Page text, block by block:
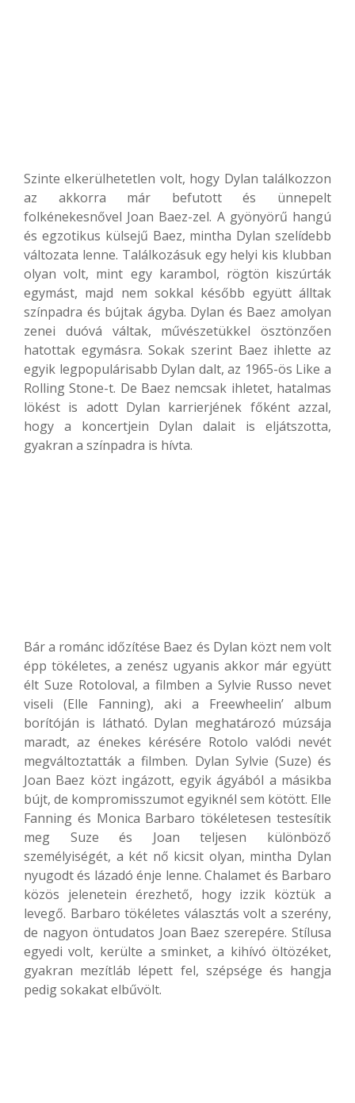
Szinte elkerülhetetlen volt, hogy Dylan találkozzon
az akkorra már befutott és ünnepelt
folkénekesnővel Joan Baez-zel. A gyönyörű hangú
és egzotikus külsejű Baez, mintha Dylan szelídebb
változata lenne. Találkozásuk egy helyi kis klubban
olyan volt, mint egy karambol, rögtön kiszúrták
egymást, majd nem sokkal később együtt álltak
színpadra és bújtak ágyba. Dylan és Baez amolyan
zenei duóvá váltak, művészetükkel ösztönzően
hatottak egymásra. Sokak szerint Baez ihlette az
egyik legpopulárisabb Dylan dalt, az 1965-ös Like a
Rolling Stone-t. De Baez nemcsak ihletet, hatalmas
lökést is adott Dylan karrierjének főként azzal,
hogy a koncertjein Dylan dalait is eljátszotta,
gyakran a színpadra is hívta.
Bár a románc időzítése Baez és Dylan közt nem volt
épp tökéletes, a zenész ugyanis akkor már együtt
élt Suze Rotoloval, a filmben a Sylvie Russo nevet
viseli (Elle Fanning), aki a Freewheelin’ album
borítóján is látható. Dylan meghatározó múzsája
maradt, az énekes kérésére Rotolo valódi nevét
megváltoztatták a filmben. Dylan Sylvie (Suze) és
Joan Baez közt ingázott, egyik ágyából a másikba
bújt, de kompromisszumot egyiknél sem kötött. Elle
Fanning és Monica Barbaro tökéletesen testesítik
meg Suze és Joan teljesen különböző
személyiségét, a két nő kicsit olyan, mintha Dylan
nyugodt és lázadó énje lenne. Chalamet és Barbaro
közös jelenetein érezhető, hogy izzik köztük a
levegő. Barbaro tökéletes választás volt a szerény,
de nagyon öntudatos Joan Baez szerepére. Stílusa
egyedi volt, kerülte a sminket, a kihívó öltözéket,
gyakran mezítláb lépett fel, szépsége és hangja
pedig sokakat elbűvölt.